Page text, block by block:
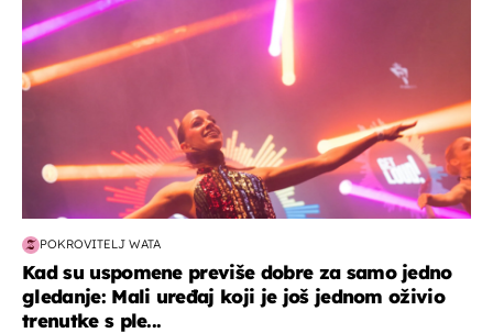
POKROVITELJ WATA
Kad su uspomene previše dobre za samo jedno
gledanje: Mali uređaj koji je još jednom oživio
trenutke s ple...